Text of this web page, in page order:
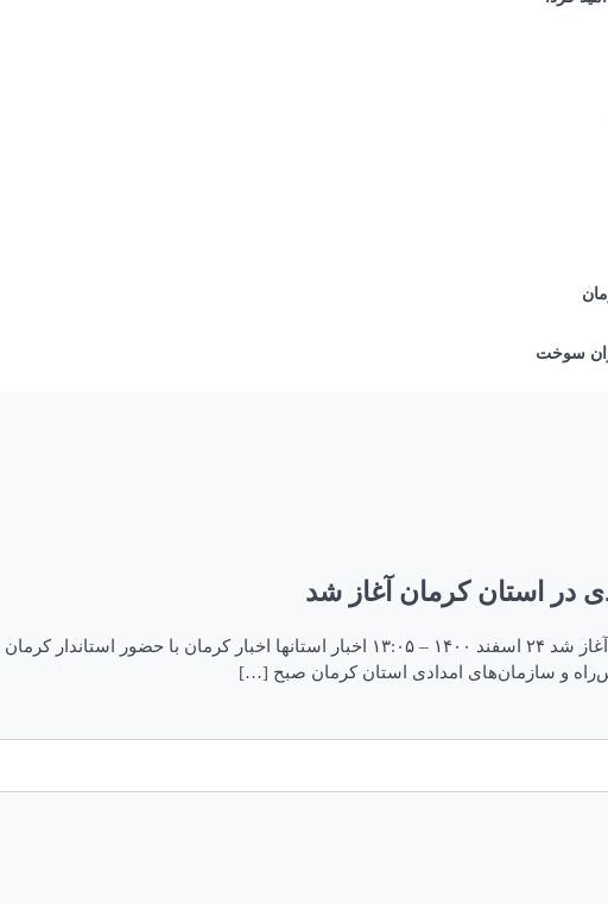
سوخت
در استان کرمان آغاز شد
طرح نوروزی پلیس و سازمان‌های امدادی در استان کرمان آغاز شد ۲۴ اسفند ۱۴۰۰ –
و سازمان‌های امدادی استان کرمان صبح […]